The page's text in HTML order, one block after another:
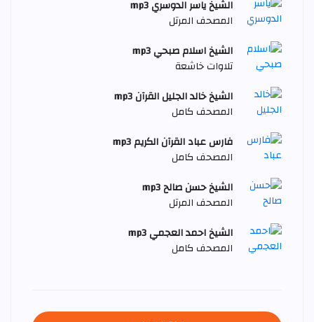
الشيخ ياسر الدوسري mp3
المصحف المرتل
الشيخ اسلام صبحي mp3
تلاوات خاشعة
الشيخ خالد الجليل القرآن mp3
المصحف كامل
فارس عباد القرآن الكريم mp3
المصحف كامل
الشيخ حسن صالح mp3
المصحف المرتل
الشيخ احمد العجمي mp3
المصحف كامل